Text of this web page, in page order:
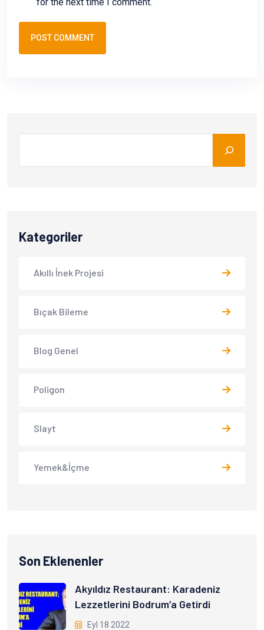
POST COMMENT
Kategoriler
Akıllı İnek Projesi
Bıçak Bileme
Blog Genel
Poligon
Slayt
Yemek&İçme
Son Eklenenler
Akyıldız Restaurant: Karadeniz
Lezzetlerini Bodrum’a Getirdi
Eyl 18 2022